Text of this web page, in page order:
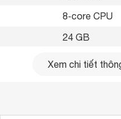
8‑core CPU
24 GB
SSD
Xem chi tiết